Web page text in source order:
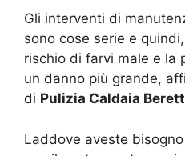
Gli interventi di
sono cose serie e
rischio di farvi male e la
un danno più grande,
di Pulizia Caldaia
Laddove aveste